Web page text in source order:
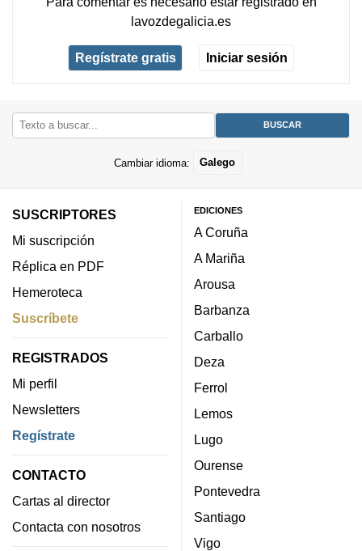
lavozdegalicia.es
Regístrate gratis Iniciar sesión
Cambiar idioma: Galego
SUSCRIPTORES
Mi suscripción
Réplica en PDF
Hemeroteca
Suscríbete
REGISTRADOS
Mi perfil
Newsletters
Regístrate
CONTACTO
Cartas al director
Contacta con nosotros
EDICIONES
A Coruña
A Mariña
Arousa
Barbanza
Carballo
Deza
Ferrol
Lemos
Lugo
Ourense
Pontevedra
Santiago
Vigo